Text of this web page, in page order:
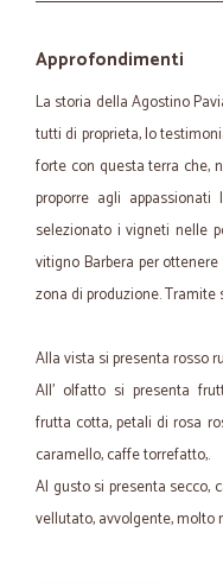
Approfondimenti
La storia della Agostino
tutti di proprieta, lo
forte con questa terra che,
proporre agli
selezionato i vigneti nelle
vitigno Barbera per
zona di produzione.
Alla vista si presenta rosso
All' olfatto si presenta
frutta cotta, petali di rosa
caramello, caffe torrefatto,.
Al gusto si presenta secco,
vellutato, avvolgente, molto